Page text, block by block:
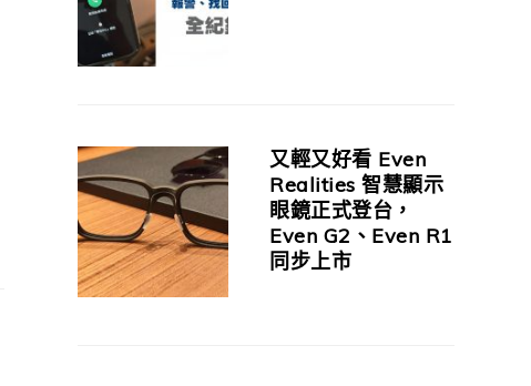
又輕又好看 Even
Realities 智慧顯示
眼鏡正式登台，
Even G2、Even R1
同步上市